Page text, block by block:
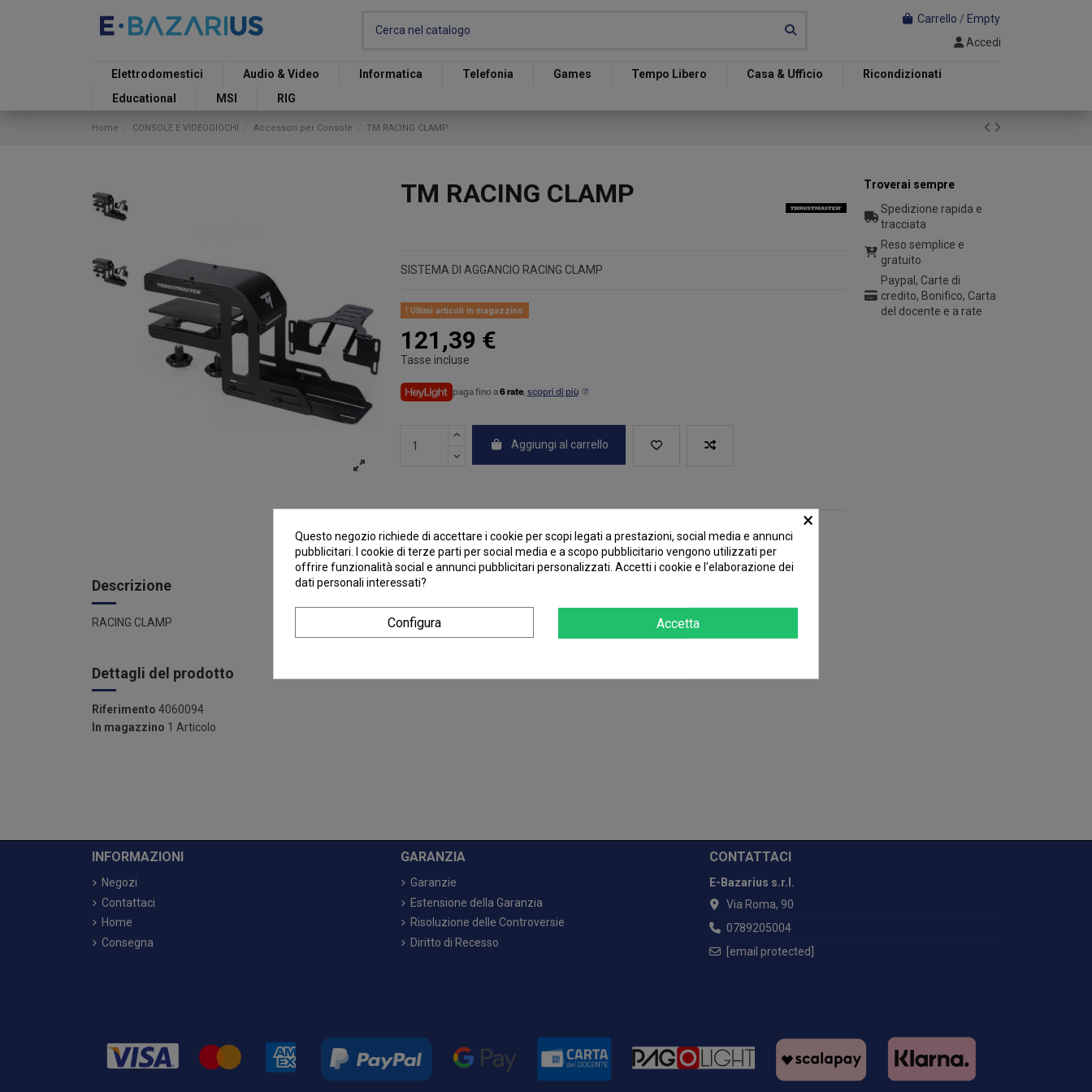
Carrello / Empty
Accedi
Elettrodomestici Audio & Video Informatica Telefonia Games Tempo Libero Casa & Ufficio
Ricondizionati
Educational
MSI RIG
Home CONSOLE E VIDEOGIOCHI Accessori per Console TM RACING CLAMP
TM RACING CLAMP
SISTEMA DI AGGANCIO RACING CLAMP
Ultimi articoli in magazzino
121,39 €
Tasse incluse
paga fino a6 rate, scopri di più
Aggiungi al carrello
Troverai sempre
Spedizione rapida e
tracciata
Reso semplice e
gratuito
Paypal, Carte di
credito, Bonifico, Carta
del docente e a rate
Descrizione
RACING CLAMP
Dettagli del prodotto
Riferimento 4060094
In magazzino 1 Articolo
INFORMAZIONI
Negozi
Contattaci
Home
Consegna
GARANZIA
Garanzie
Estensione della Garanzia
Risoluzione delle Controversie
Diritto di Recesso
CONTATTACI
E-Bazarius s.r.l.
Via Roma, 90
0789205004
[email protected]
×
Questo negozio richiede di accettare i cookie per scopi legati a prestazioni, social media e annunci
pubblicitari. I cookie di terze parti per social media e a scopo pubblicitario vengono utilizzati per
offrire funzionalità social e annunci pubblicitari personalizzati. Accetti i cookie e l'elaborazione dei
dati personali interessati?
Configura Accetta